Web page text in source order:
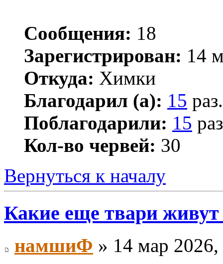
Сообщения: 18
Зарегистрирован: 14
Откуда: Химки
Благодарил (а): 15 раз.
Поблагодарили: 15
Кол-во червей: 30
Вернуться к началу
Какие еще твари
намшиФ » 14 мар